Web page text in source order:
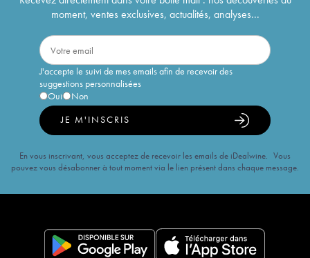
moment, ventes exclusives, actualités, analyses...
J'accepte le suivi de mes emails afin de recevoir des
suggestions personnalisées
Oui
Non
JE M'INSCRIS
En vous inscrivant, vous acceptez de recevoir les emails de iDealwine. Vous
pouvez vous désabonner à tout moment via le lien présent dans chaque message.